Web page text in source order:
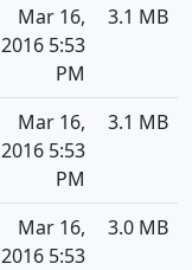
Mar 16,
2016 5:53
PM
3.1 MB
Mar 16,
2016 5:53
PM
3.1 MB
Mar 16,
2016 5:53
3.0 MB